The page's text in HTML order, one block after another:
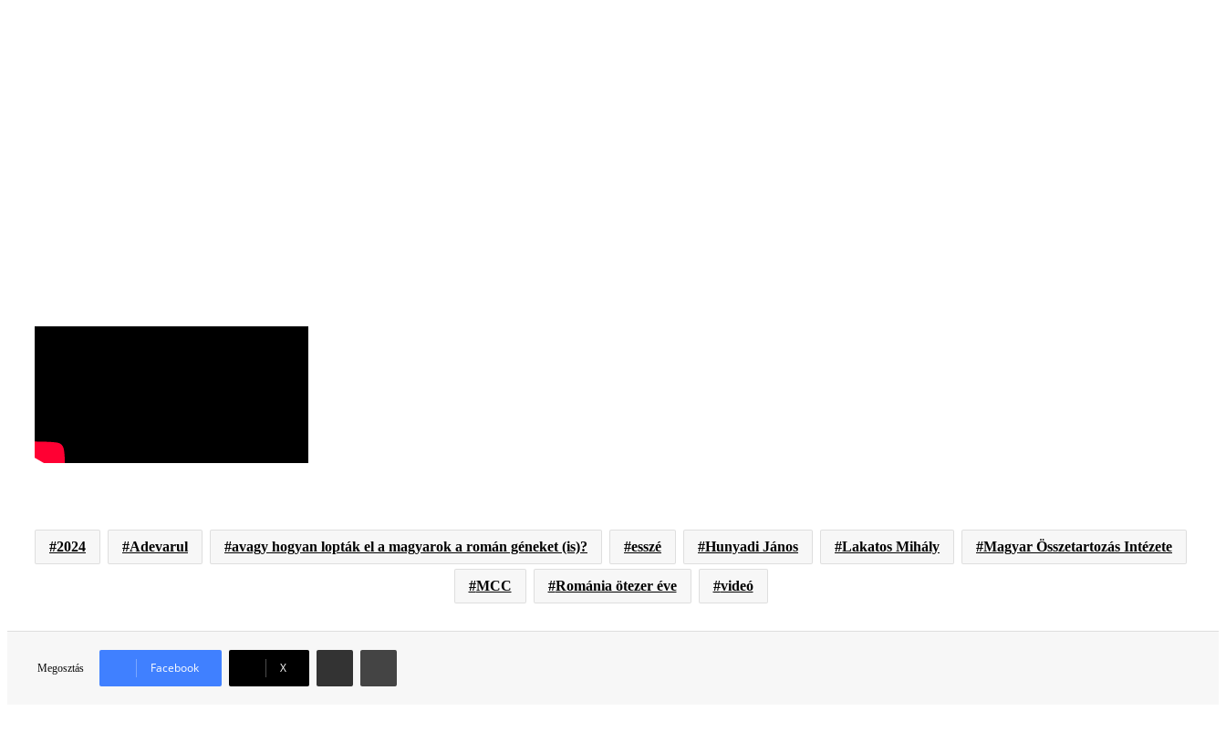
2024 Adevarul avagy hogyan lopták el a magyarok a román géneket (is)? esszé Hunyadi János Lakatos Mihály Magyar Összetartozás Intézete
MCC Románia ötezer éve videó
Megosztás Facebook X
Megosztás email-ben Nyomtatás